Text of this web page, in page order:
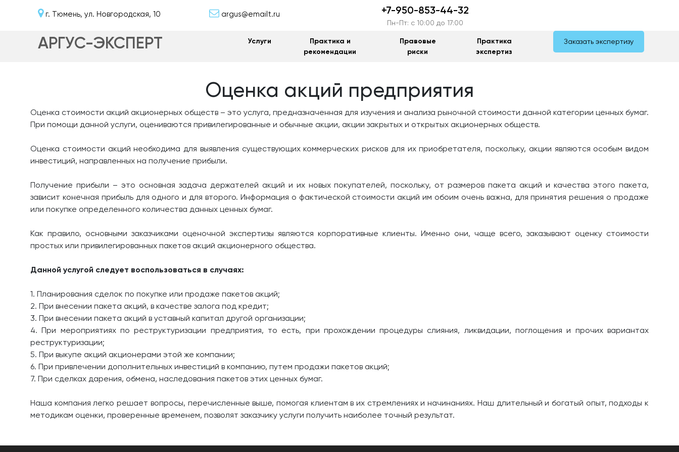
г. Тюмень, ул. Новгородская, 10 argus@emailt.ru +7-950-853-44-32
Пн-Пт: c 10:00 до 17:00
АРГУС-ЭКСПЕРТ Услуги
Практика и
рекомендации
Правовые
риски
Практика
экспертиз
Заказать экспертизу
Оценка акций предприятия
Оценка стоимости акций акционерных обществ – это услуга, предназначенная для изучения и анализа рыночной стоимости данной категории ценных бумаг.
При помощи данной услуги, оцениваются привилегированные и обычные акции, акции закрытых и открытых акционерных обществ.
Оценка стоимости акций необходима для выявления существующих коммерческих рисков для их приобретателя, поскольку, акции являются особым видом
инвестиций, направленных на получение прибыли.
Получение прибыли – это основная задача держателей акций и их новых покупателей, поскольку, от размеров пакета акций и качества этого пакета,
зависит конечная прибыль для одного и для второго. Информация о фактической стоимости акций им обоим очень важна, для принятия решения о продаже
или покупке определенного количества данных ценных бумаг.
Как правило, основными заказчиками оценочной экспертизы являются корпоративные клиенты. Именно они, чаще всего, заказывают оценку стоимости
простых или привилегированных пакетов акций акционерного общества.
Данной услугой следует воспользоваться в случаях:
1. Планирования сделок по покупке или продаже пакетов акций;
2. При внесении пакета акций, в качестве залога под кредит;
3. При внесении пакета акций в уставный капитал другой организации;
4. При мероприятиях по реструктуризации предприятия, то есть, при прохождении процедуры слияния, ликвидации, поглощения и прочих вариантах
реструктуризации;
5. При выкупе акций акционерами этой же компании;
6. При привлечении дополнительных инвестиций в компанию, путем продажи пакетов акций;
7. При сделках дарения, обмена, наследования пакетов этих ценных бумаг.
Наша компания легко решает вопросы, перечисленные выше, помогая клиентам в их стремлениях и начинаниях. Наш длительный и богатый опыт, подходы к
методикам оценки, проверенные временем, позволят заказчику услуги получить наиболее точный результат.